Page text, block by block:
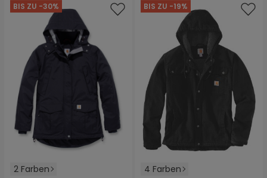
BIS ZU -30%
2 Farben
BIS ZU -19%
4 Farben